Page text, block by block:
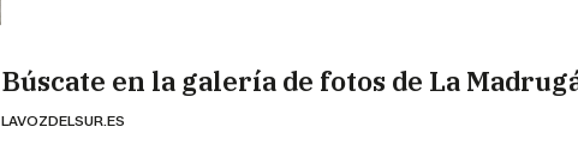
Búscate en la galería de fotos de La
LAVOZDELSUR.ES